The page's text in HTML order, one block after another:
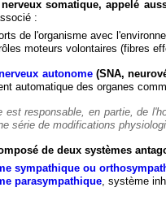
somatique, appelé
:
de l'organisme avec
moteurs volontaires (fibres
autonome(SNA,
automatique des organes
est responsable, en partie, de
série de modifications
de deux systèmes
sympathique ou
parasympathique, système